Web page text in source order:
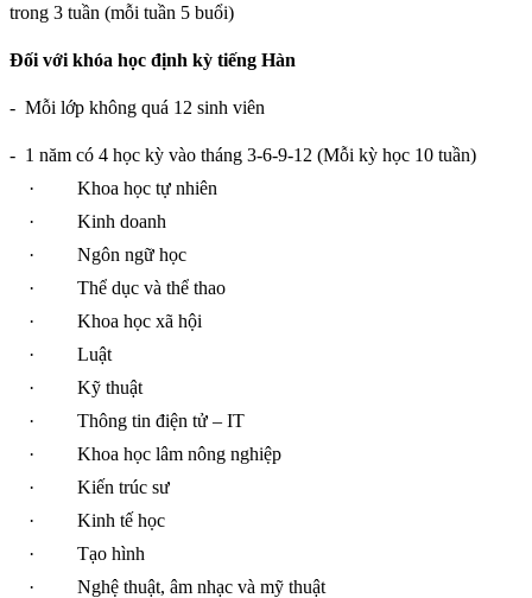
trong 3 tuần (mỗi tuần 5 buổi)
Đối với khóa học định kỳ tiếng Hàn
- Mỗi lớp không quá 12 sinh viên
- 1 năm có 4 học kỳ vào tháng 3-6-9-12 (Mỗi kỳ học 10 tuần)
·
Khoa học tự nhiên
·
Kinh doanh
·
Ngôn ngữ học
·
Thể dục và thể thao
·
Khoa học xã hội
·
Luật
·
Kỹ thuật
·
Thông tin điện tử – IT
·
Khoa học lâm nông nghiệp
·
Kiến trúc sư
·
Kinh tế học
·
Tạo hình
·
Nghệ thuật, âm nhạc và mỹ thuật